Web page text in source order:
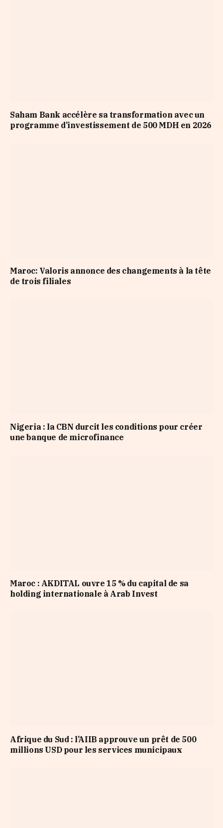
Saham Bank accélère sa transformation avec un
programme d’investissement de 500 MDH en 2026
Maroc: Valoris annonce des changements à la tête
de trois filiales
Nigeria : la CBN durcit les conditions pour créer
une banque de microfinance
Maroc : AKDITAL ouvre 15 % du capital de sa
holding internationale à Arab Invest
Afrique du Sud : l’AIIB approuve un prêt de 500
millions USD pour les services municipaux